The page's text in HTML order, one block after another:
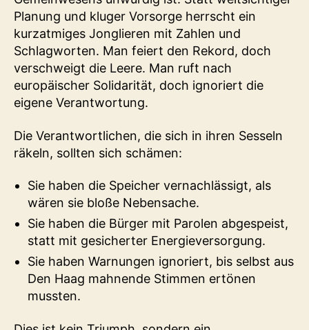
Planung und kluger Vorsorge herrscht ein
kurzatmiges Jonglieren mit Zahlen und
Schlagworten. Man feiert den Rekord, doch
verschweigt die Leere. Man ruft nach
europäischer Solidarität, doch ignoriert die
eigene Verantwortung.
Die Verantwortlichen, die sich in ihren Sesseln
räkeln, sollten sich schämen:
Sie haben die Speicher vernachlässigt, als
wären sie bloße Nebensache.
Sie haben die Bürger mit Parolen abgespeist,
statt mit gesicherter Energieversorgung.
Sie haben Warnungen ignoriert, bis selbst aus
Den Haag mahnende Stimmen ertönen
mussten.